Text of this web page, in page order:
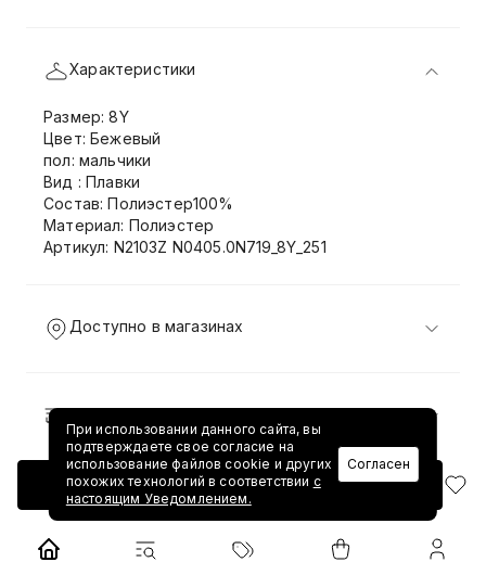
Добавить в корзину
Характеристики
Размер: 8Y
Цвет: Бежевый
пол: мальчики
Вид : Плавки
Состав: Полиэстер100%
Материал: Полиэстер
Артикул: N2103Z N0405.0N719_8Y_251
Доступно в магазинах
Доставка и возврат
При использовании данного сайта, вы
подтверждаете свое согласие на
использование файлов cookie и других
похожих технологий в соответствии с
настоящим Уведомлением.
Согласен